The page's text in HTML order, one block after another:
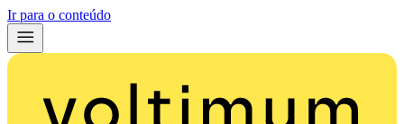
Ir para o conteúdo